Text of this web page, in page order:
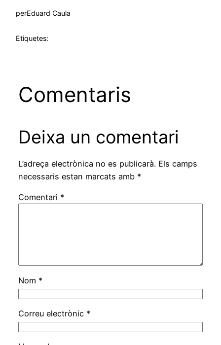
perEduard Caula
Etiquetes:
Comentaris
Deixa un comentari
L’adreça electrònica no es publicarà. Els camps
necessaris estan marcats amb *
Comentari *
Nom *
Correu electrònic *